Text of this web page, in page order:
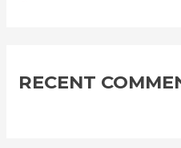
RECENT